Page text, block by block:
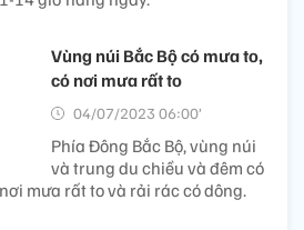
Vùng núi Bắc Bộ có mưa to,
có nơi mưa rất to
04/07/2023 06:00’
Phía Đông Bắc Bộ, vùng núi
và trung du chiều và đêm có
mưa rất to và rải rác có dông.